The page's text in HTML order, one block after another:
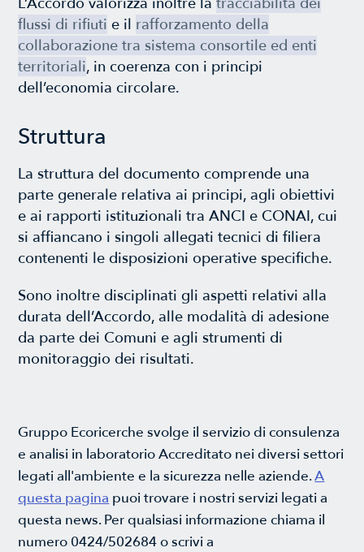
flussi di rifiuti e il rafforzamento della
collaborazione tra sistema consortile ed enti
territoriali, in coerenza con i principi
dell’economia circolare.
Struttura
La struttura del documento comprende una
parte generale relativa ai principi, agli obiettivi
e ai rapporti istituzionali tra ANCI e CONAI, cui
si affiancano i singoli allegati tecnici di filiera
contenenti le disposizioni operative specifiche.
Sono inoltre disciplinati gli aspetti relativi alla
durata dell’Accordo, alle modalità di adesione
da parte dei Comuni e agli strumenti di
monitoraggio dei risultati.
Gruppo Ecoricerche svolge il servizio di consulenza
e analisi in laboratorio Accreditato nei diversi settori
legati all'ambiente e la sicurezza nelle aziende.A
questa pagina puoi trovare i nostri servizi legati a
questa news. Per qualsiasi informazione chiama il
numero 0424/502684 o scrivi a